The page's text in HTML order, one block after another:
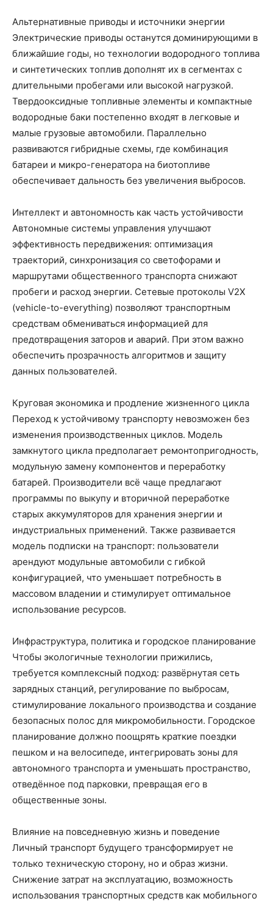
Альтернативные приводы и источники энергии
Электрические приводы останутся доминирующими в
ближайшие годы, но технологии водородного топлива
и синтетических топлив дополнят их в сегментах с
длительными пробегами или высокой нагрузкой.
Твердооксидные топливные элементы и компактные
водородные баки постепенно входят в легковые и
малые грузовые автомобили. Параллельно
развиваются гибридные схемы, где комбинация
батареи и микро-генератора на биотопливе
обеспечивает дальность без увеличения выбросов.
Интеллект и автономность как часть устойчивости
Автономные системы управления улучшают
эффективность передвижения: оптимизация
траекторий, синхронизация со светофорами и
маршрутами общественного транспорта снижают
пробеги и расход энергии. Сетевые протоколы V2X
(vehicle-to-everything) позволяют транспортным
средствам обмениваться информацией для
предотвращения заторов и аварий. При этом важно
обеспечить прозрачность алгоритмов и защиту
данных пользователей.
Круговая экономика и продление жизненного цикла
Переход к устойчивому транспорту невозможен без
изменения производственных циклов. Модель
замкнутого цикла предполагает ремонтопригодность,
модульную замену компонентов и переработку
батарей. Производители всё чаще предлагают
программы по выкупу и вторичной переработке
старых аккумуляторов для хранения энергии и
индустриальных применений. Также развивается
модель подписки на транспорт: пользователи
арендуют модульные автомобили с гибкой
конфигурацией, что уменьшает потребность в
массовом владении и стимулирует оптимальное
использование ресурсов.
Инфраструктура, политика и городское планирование
Чтобы экологичные технологии прижились,
требуется комплексный подход: развёрнутая сеть
зарядных станций, регулирование по выбросам,
стимулирование локального производства и создание
безопасных полос для микромобильности. Городское
планирование должно поощрять краткие поездки
пешком и на велосипеде, интегрировать зоны для
автономного транспорта и уменьшать пространство,
отведённое под парковки, превращая его в
общественные зоны.
Влияние на повседневную жизнь и поведение
Личный транспорт будущего трансформирует не
только техническую сторону, но и образ жизни.
Снижение затрат на эксплуатацию, возможность
использования транспортных средств как мобильного